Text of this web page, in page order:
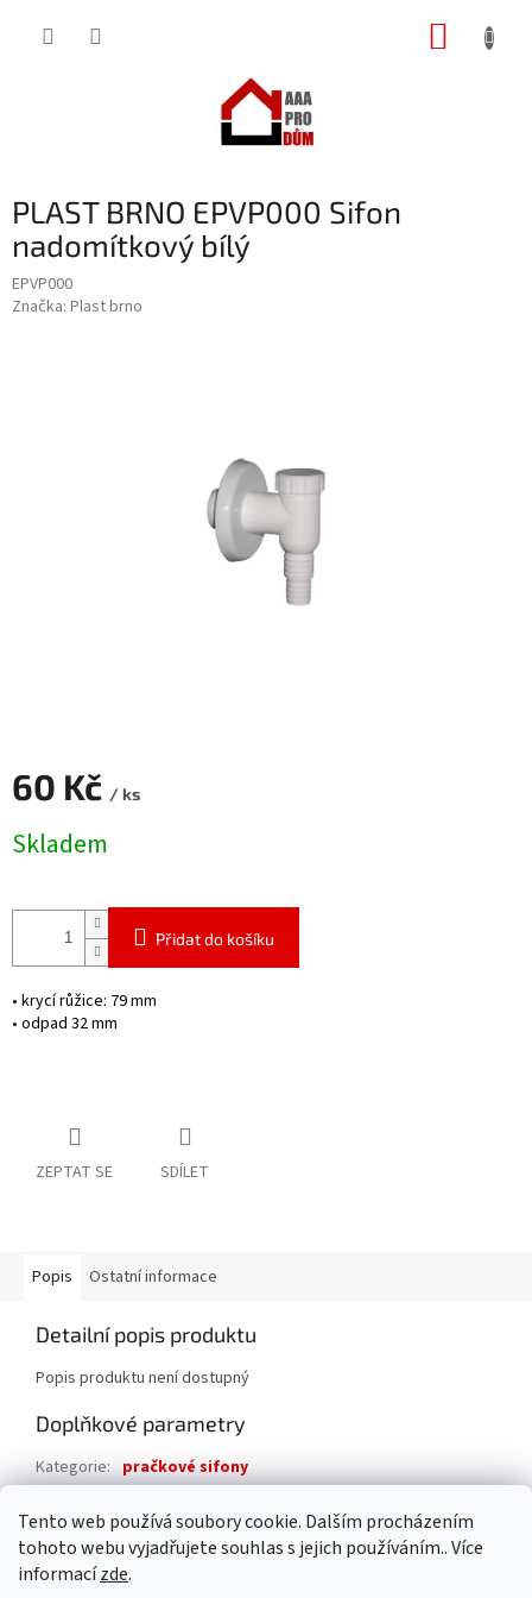
Tento web používá soubory cookie. Dalším procházením
tohoto webu vyjadřujete souhlas s jejich používáním.. Více
informacízde.
PLAST BRNO EPVP000 Sifon
nadomítkový bílý
EPVP000
Značka: Plast brno
60 Kč / ks
cena:
Skladem
Přidat do košíku
• krycí růžice: 79 mm
• odpad 32 mm
ZEPTAT SE SDÍLET
Popis Ostatní informace
Detailní popis produktu
Popis produktu není dostupný
Doplňkové parametry
Kategorie: pračkové sifony
EAN: 8595156222700